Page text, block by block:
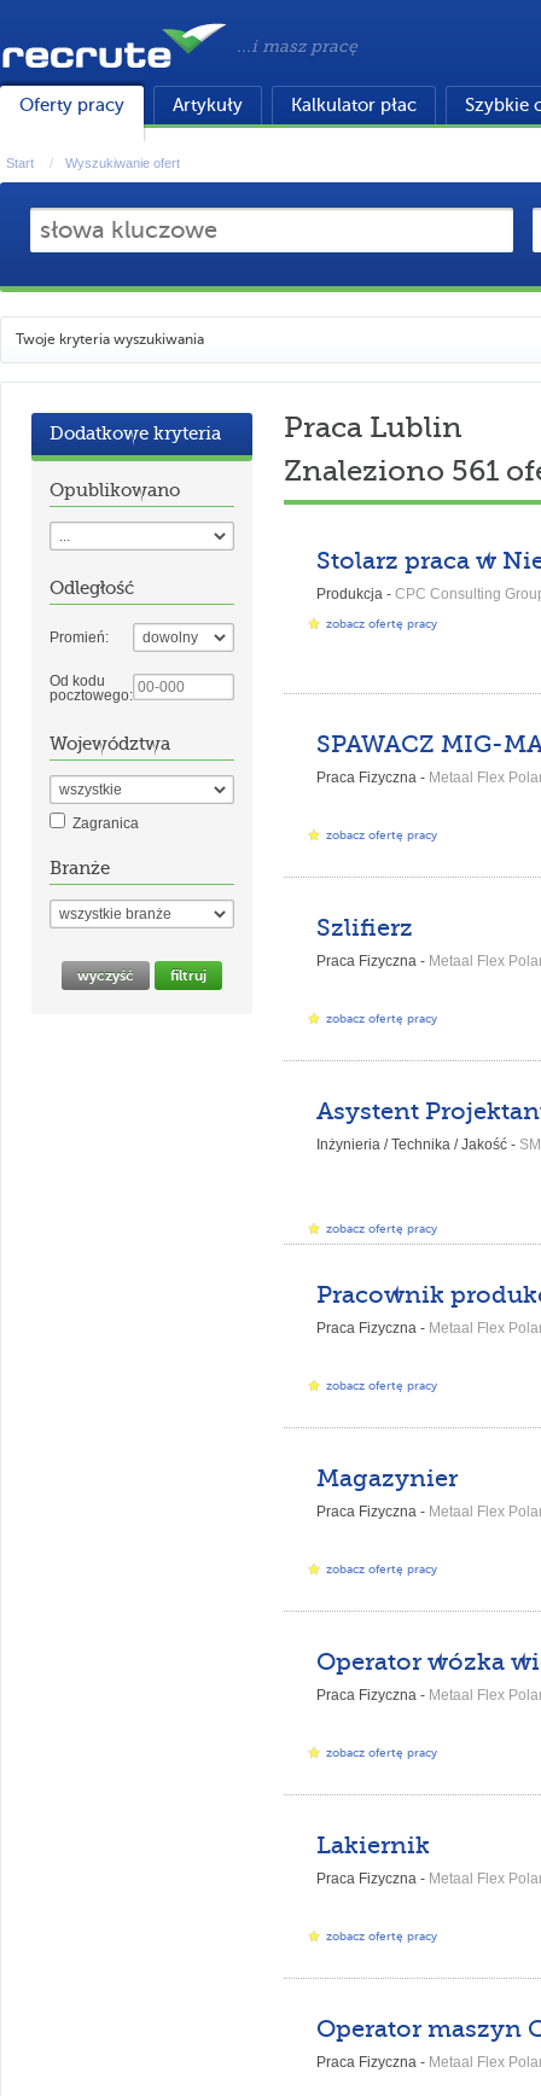
...i masz pracę
Oferty pracy Artykuły Kalkulator płac Szybkie
Start Wyszukiwanie ofert
Twoje kryteria wyszukiwania
Dodatkowe kryteria
Opublikowano
Odległość
Promień:
Od kodu
pocztowego:
Województwa
Zagranica
Branże
Praca Lublin
Znaleziono 561
Produkcja - CPC Consulting
zobacz ofertę pracy
SPAWACZ MIG-
Praca Fizyczna - Metaal Flex
zobacz ofertę pracy
Szlifierz
Praca Fizyczna - Metaal Flex
zobacz ofertę pracy
Inżynieria / Technika / Jakość -
zobacz ofertę pracy
Praca Fizyczna - Metaal Flex
zobacz ofertę pracy
Magazynier
Praca Fizyczna - Metaal Flex
zobacz ofertę pracy
Operator wózka
Praca Fizyczna - Metaal Flex
zobacz ofertę pracy
Lakiernik
Praca Fizyczna - Metaal Flex
zobacz ofertę pracy
Operator maszyn
Praca Fizyczna - Metaal Flex